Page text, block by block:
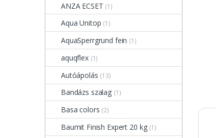
ANZA ECSET (1)
Aqua Unitop (1)
AquaSperrgrund fein (1)
aquqflex (1)
Autóápolás (13)
Bandázs szalag (1)
Basa colors (2)
Baumit Finish Expert 20 kg (1)